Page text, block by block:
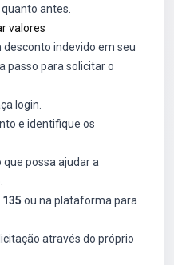
antes.
valores
indevido em seu
passo para solicitar o
login.
e identifique os
possa ajudar a
135 ou na plataforma para
através do próprio